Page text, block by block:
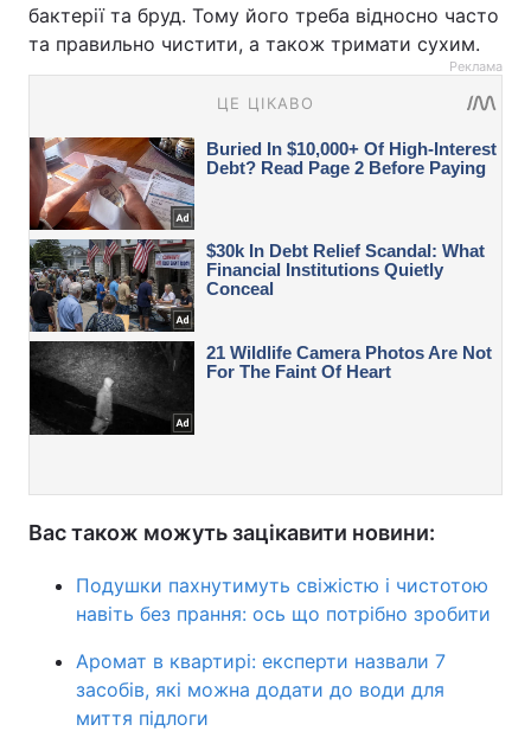
бактерії та бруд. Тому його треба відносно часто
та правильно чистити, а також тримати сухим.
Реклама
Вас також можуть зацікавити новини:
Подушки пахнутимуть свіжістю і чистотою
навіть без прання: ось що потрібно зробити
Аромат в квартирі: експерти назвали 7
засобів, які можна додати до води для
миття підлоги